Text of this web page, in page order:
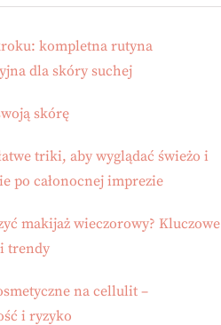
kompletna rutyna
dla skóry suchej
skórę
triki, aby wyglądać świeżo i
po całonocnej imprezie
makijaż wieczorowy? Kluczowe
trendy
na cellulit –
i ryzyko